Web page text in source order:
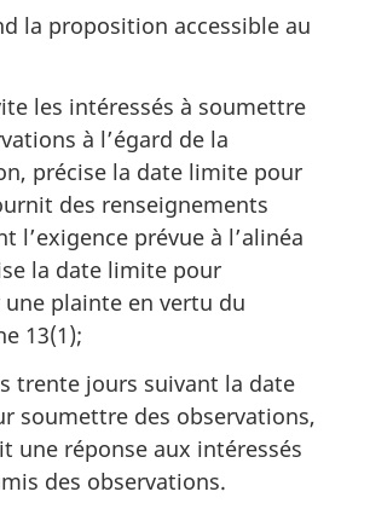
la proposition accessible au
les intéressés à soumettre
à l’égard de la
précise la date limite pour
des renseignements
l’exigence prévue à l’alinéa
la date limite pour
plainte en vertu du
13(1);
trente jours suivant la date
soumettre des observations,
une réponse aux intéressés
des observations.